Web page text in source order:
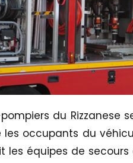
du Rizzanese
occupants du
les équipes de